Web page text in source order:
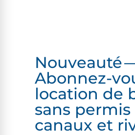
Nouveauté
Abonnez-
location de
sans permis
canaux et